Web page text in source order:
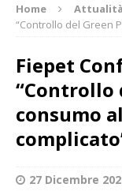
Home Attualità
“Controllo del Green
Fiepet
“Controllo
consumo
27 Dicembre